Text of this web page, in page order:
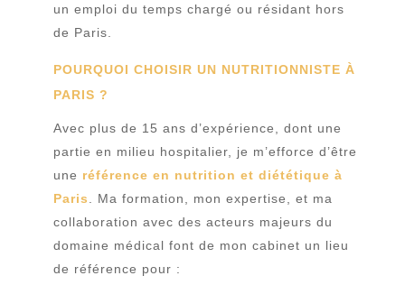
un emploi du temps chargé ou résidant hors
de Paris.
POURQUOI CHOISIR UN NUTRITIONNISTE À
PARIS ?
Avec plus de 15 ans d’expérience, dont une
partie en milieu hospitalier, je m’efforce d’être
une référence en nutrition et diététique à
Paris
. Ma formation, mon expertise, et ma
collaboration avec des acteurs majeurs du
domaine médical font de mon cabinet un lieu
de référence pour :